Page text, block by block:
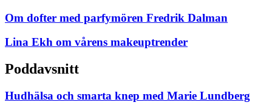
Om dofter med parfymören Fredrik Dalman
Lina Ekh om vårens makeuptrender
Poddavsnitt
Hudhälsa och smarta knep med Marie Lundberg